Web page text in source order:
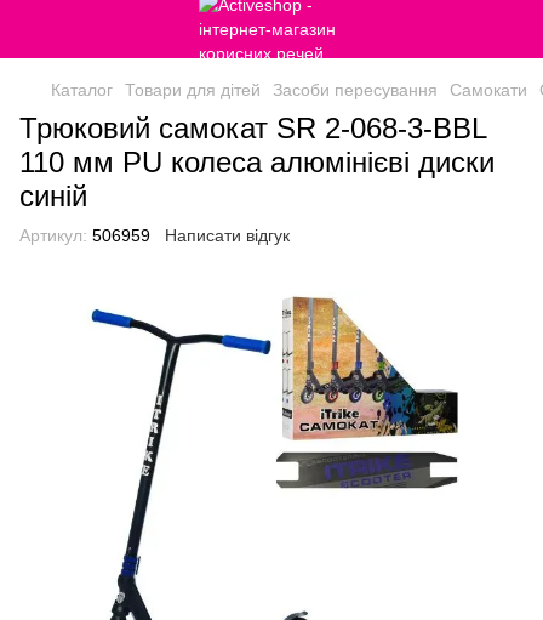
Каталог Товари для дітей Засоби пересування Самокати
Трюковий самокат SR 2-068-3-BBL
110 мм PU колеса алюмінієві диски
синій
Артикул: 506959 Написати відгук